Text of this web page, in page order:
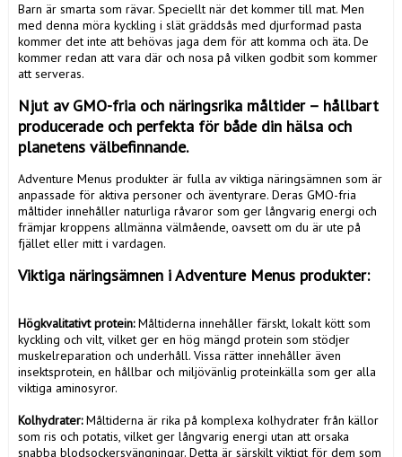
Barn är smarta som rävar. Speciellt när det kommer till mat. Men
med denna möra kyckling i slät gräddsås med djurformad pasta
kommer det inte att behövas jaga dem för att komma och äta. De
kommer redan att vara där och nosa på vilken godbit som kommer
Njut av GMO-fria och näringsrika måltider – hållbart
producerade och perfekta för både din hälsa och
planetens välbefinnande.
Adventure Menus produkter är fulla av viktiga näringsämnen som är
anpassade för aktiva personer och äventyrare. Deras GMO-fria
måltider innehåller naturliga råvaror som ger långvarig energi och
främjar kroppens allmänna välmående, oavsett om du är ute på
fjället eller mitt i vardagen.
Viktiga näringsämnen i Adventure Menus produkter:
Högkvalitativt protein: Måltiderna innehåller färskt, lokalt kött som
kyckling och vilt, vilket ger en hög mängd protein som stödjer
muskelreparation och underhåll. Vissa rätter innehåller även
insektsprotein, en hållbar och miljövänlig proteinkälla som ger alla
viktiga aminosyror.
Kolhydrater: Måltiderna är rika på komplexa kolhydrater från källor
som ris och potatis, vilket ger långvarig energi utan att orsaka
snabba blodsockersvängningar. Detta är särskilt viktigt för dem som